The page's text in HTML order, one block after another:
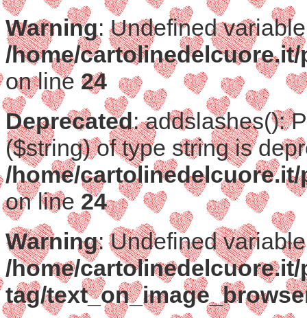
Warning: Undefined
/home/
on line 24
Deprecated: addslashes():
($string) of type string is
/home/
on line 24
Warning: Undefined
/home/
tag/